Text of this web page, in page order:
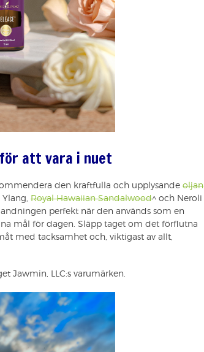
att vara i nuet
den kraftfulla och upplysande oljan
Royal Hawaiian Sandalwood^ och Neroli
perfekt när den används som en
mål för dagen. Släpp taget om det förflutna
med tacksamhet och, viktigast av allt,
Jawmin, LLC:s varumärken.